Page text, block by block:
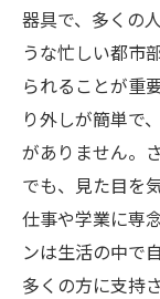
器具で、多くの
うな忙しい都市
られることが重
り外しが簡単で
がありません。
でも、見た目を
仕事や学業に専
ンは生活の中で
多くの方に支持